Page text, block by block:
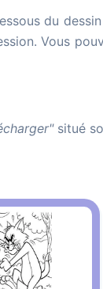
du
Vous
situé